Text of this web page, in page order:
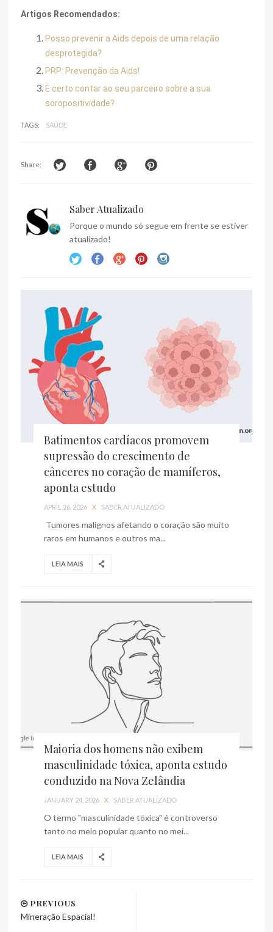
Artigos Recomendados:
Posso prevenir a Aids depois de uma relação
desprotegida?
PRP: Prevenção da Aids!
É certo contar ao seu parceiro sobre a sua
soropositividade?
TAGS: SAÚDE
Share:
Saber Atualizado
Porque o mundo só segue em frente se estiver
atualizado!
Batimentos cardíacos promovem
supressão do crescimento de
cânceres no coração de mamíferos,
aponta estudo
APRIL 26, 2026 X SABER ATUALIZADO
Tumores malignos afetando o coração são muito
raros em humanos e outros ma...
LEIA MAIS
Maioria dos homens não exibem
masculinidade tóxica, aponta estudo
conduzido na Nova Zelândia
JANUARY 24, 2026 X SABER ATUALIZADO
O termo "masculinidade tóxica" é controverso
tanto no meio popular quanto no mei...
LEIA MAIS
PREVIOUS
Mineração Espacial!